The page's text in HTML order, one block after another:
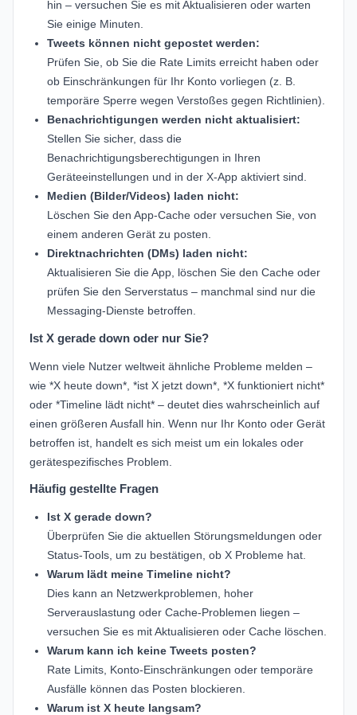
hin – versuchen Sie es mit Aktualisieren oder warten
Sie einige Minuten.
Tweets können nicht gepostet werden:
Prüfen Sie, ob Sie die Rate Limits erreicht haben oder
ob Einschränkungen für Ihr Konto vorliegen (z. B.
temporäre Sperre wegen Verstoßes gegen Richtlinien).
Benachrichtigungen werden nicht aktualisiert:
Stellen Sie sicher, dass die
Benachrichtigungsberechtigungen in Ihren
Geräteeinstellungen und in der X-App aktiviert sind.
Medien (Bilder/Videos) laden nicht:
Löschen Sie den App-Cache oder versuchen Sie, von
einem anderen Gerät zu posten.
Direktnachrichten (DMs) laden nicht:
Aktualisieren Sie die App, löschen Sie den Cache oder
prüfen Sie den Serverstatus – manchmal sind nur die
Messaging-Dienste betroffen.
Ist X gerade down oder nur Sie?
Wenn viele Nutzer weltweit ähnliche Probleme melden –
wie *X heute down*, *ist X jetzt down*, *X funktioniert nicht*
oder *Timeline lädt nicht* – deutet dies wahrscheinlich auf
einen größeren Ausfall hin. Wenn nur Ihr Konto oder Gerät
betroffen ist, handelt es sich meist um ein lokales oder
gerätespezifisches Problem.
Häufig gestellte Fragen
Ist X gerade down?
Überprüfen Sie die aktuellen Störungsmeldungen oder
Status-Tools, um zu bestätigen, ob X Probleme hat.
Warum lädt meine Timeline nicht?
Dies kann an Netzwerkproblemen, hoher
Serverauslastung oder Cache-Problemen liegen –
versuchen Sie es mit Aktualisieren oder Cache löschen.
Warum kann ich keine Tweets posten?
Rate Limits, Konto-Einschränkungen oder temporäre
Ausfälle können das Posten blockieren.
Warum ist X heute langsam?